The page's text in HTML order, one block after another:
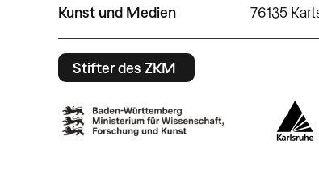
Kunst und Medien
76135
Stifter des ZKM